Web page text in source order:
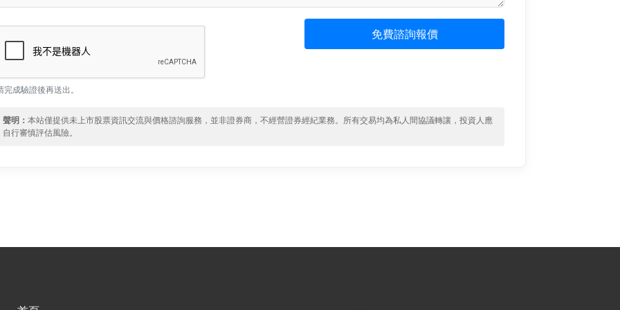
完成驗證後再送出。
免費諮詢報價
聲明：本站僅提供未上市股票資訊交流與價格諮詢服務，並非證券商，不經營證券經紀業務。所有交易均為私人間協議轉讓，投資人應
自行審慎評估風險。